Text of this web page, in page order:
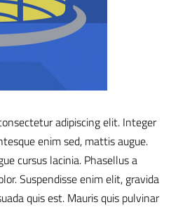
adipiscing elit. Integer
enim sed, mattis augue.
cursus lacinia. Phasellus a
Suspendisse enim elit, gravida
quis est. Mauris quis pulvinar